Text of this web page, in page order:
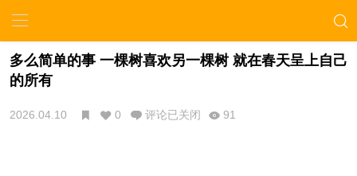
多么简单的事 一棵树喜欢另一棵树 就在春天呈上自己
的所有
2026.04.10 0 评论已关闭 91